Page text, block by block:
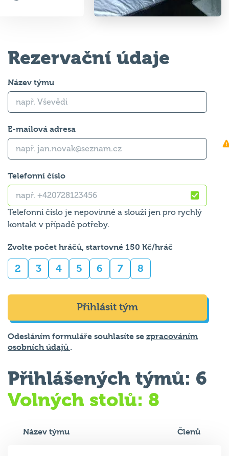
Rezervační údaje
Název týmu
E-mailová adresa
Telefonní číslo
Telefonní číslo je nepovinné a slouží jen pro rychlý
kontakt v případě potřeby.
Zvolte počet hráčů, startovné 150 Kč/hráč
2 3 4 5 6 7 8
Přihlásit tým
Odesláním formuláře souhlasíte se zpracováním
osobních údajů .
Přihlášených týmů: 6
Volných stolů: 8
Název týmu Členů